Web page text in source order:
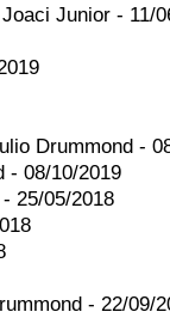
Junior - 11/
Drummond -
- 08/10/2019
25/05/2018
- 22/09/